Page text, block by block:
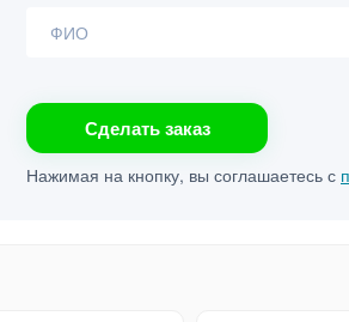
Сделать заказ
Нажимая на кнопку, вы соглашаетесь с